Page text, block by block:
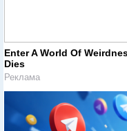
Enter A World Of
Dies
Реклама